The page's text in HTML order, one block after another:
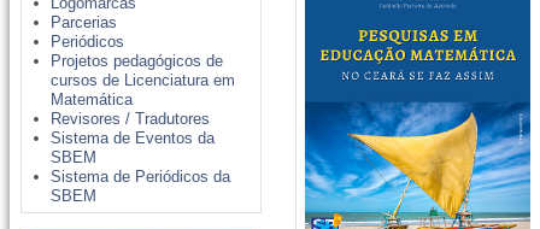
Parcerias
Periódicos
Projetos pedagógicos de
cursos de Licenciatura em
Matemática
Revisores / Tradutores
Sistema de Eventos da
SBEM
Sistema de Periódicos da
SBEM